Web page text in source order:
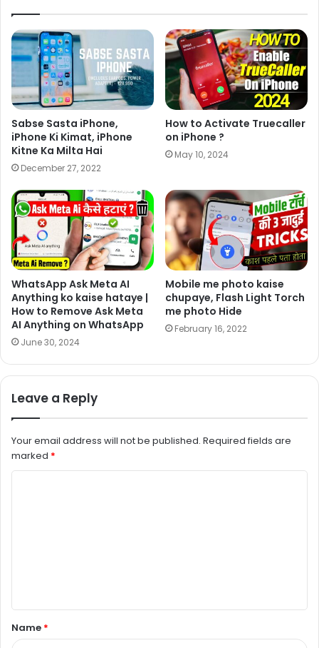
Sabse Sasta iPhone,
iPhone Ki Kimat, iPhone
Kitne Ka Milta Hai
December 27, 2022
How to Activate Truecaller
on iPhone ?
May 10, 2024
WhatsApp Ask Meta AI
Anything ko kaise hataye |
How to Remove Ask Meta
AI Anything on WhatsApp
June 30, 2024
Mobile me photo kaise
chupaye, Flash Light Torch
me photo Hide
February 16, 2022
Leave a Reply
Your email address will not be published. Required fields are
marked *
t
*
Name *